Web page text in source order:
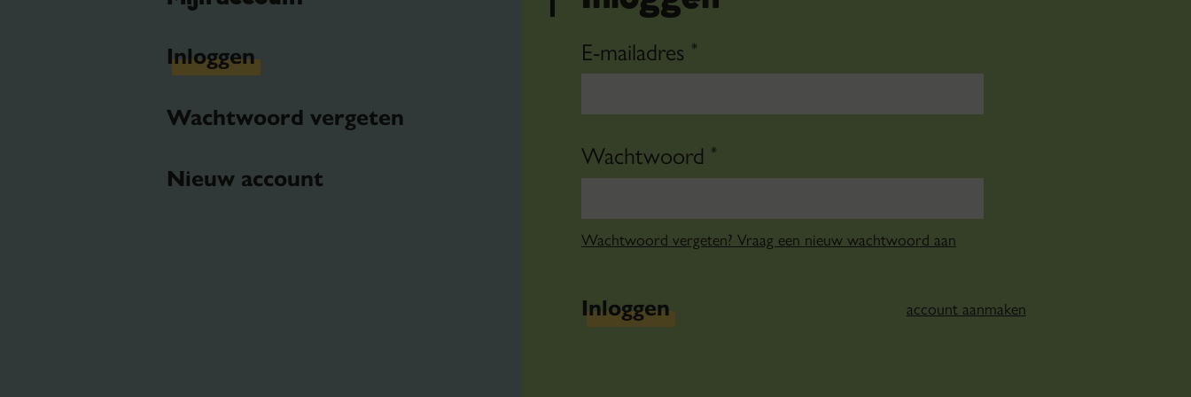
Inloggen
Wachtwoord vergeten
Nieuw account
E-mailadres *
Wachtwoord *
Wachtwoord vergeten? Vraag een nieuw wachtwoord aan
Inloggen account aanmaken